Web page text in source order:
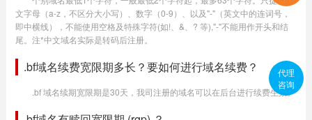
文字母（a-z，不区分大小写）、数字（0-9）、以及"-"（英文中的连词号，
即中横线），不能使用空格及特殊字符(如!、&、? 等),"-"不能用作开头和结
尾。注*中文域名实际是转码后注册。
.bf域名续费宽限期多长？要如何进行域名续费？
.bf 域名续期宽限期是30天，我司注册的域名可以在后台进行续费生效。
代理
咨询